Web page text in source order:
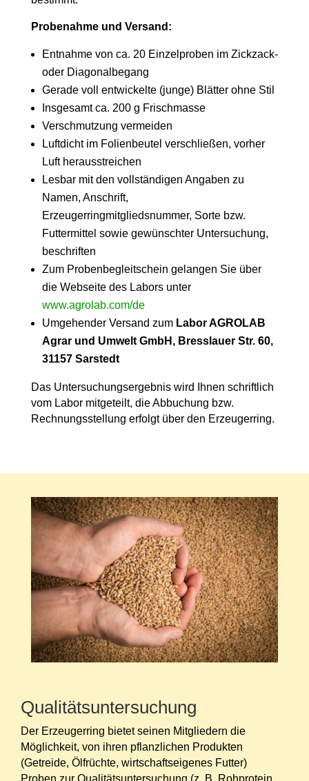
Probenahme und Versand:
Entnahme von ca. 20 Einzelproben im Zickzack-
oder Diagonalbegang
Gerade voll entwickelte (junge) Blätter ohne Stil
Insgesamt ca. 200 g Frischmasse
Verschmutzung vermeiden
Luftdicht im Folienbeutel verschließen, vorher
Luft herausstreichen
Lesbar mit den vollständigen Angaben zu
Namen, Anschrift,
Erzeugerringmitgliedsnummer, Sorte bzw.
Futtermittel sowie gewünschter Untersuchung,
beschriften
Zum Probenbegleitschein gelangen Sie über
die Webseite des Labors unter
www.agrolab.com/de
Umgehender Versand zum Labor AGROLAB
Agrar und Umwelt GmbH, Bresslauer Str. 60,
31157 Sarstedt
Das Untersuchungsergebnis wird Ihnen schriftlich
vom Labor mitgeteilt, die Abbuchung bzw.
Rechnungsstellung erfolgt über den Erzeugerring.
Qualitätsuntersuchung
Der Erzeugerring bietet seinen Mitgliedern die
Möglichkeit, von ihren pflanzlichen Produkten
(Getreide, Ölfrüchte, wirtschaftseigenes Futter)
Proben zur Qualitätsuntersuchung (z. B. Rohprotein,